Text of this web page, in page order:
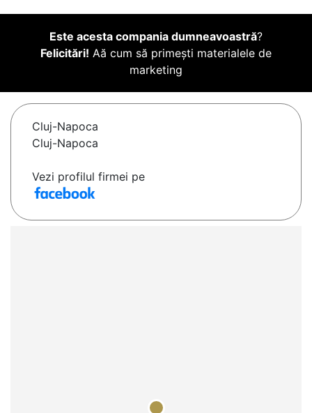
Este acesta compania dumneavoastră?
Felicitări! Aă cum să primești materialele de
marketing
Cluj-Napoca
Cluj-Napoca
Vezi profilul firmei pe